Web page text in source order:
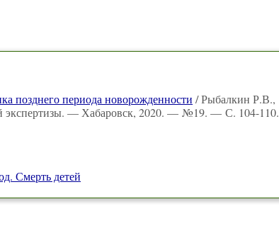
позднего периода новорожденности / Рыбалкин Р.В.,
экспертизы. — Хабаровск, 2020. — №19. — С. 104-110.
Смерть детей